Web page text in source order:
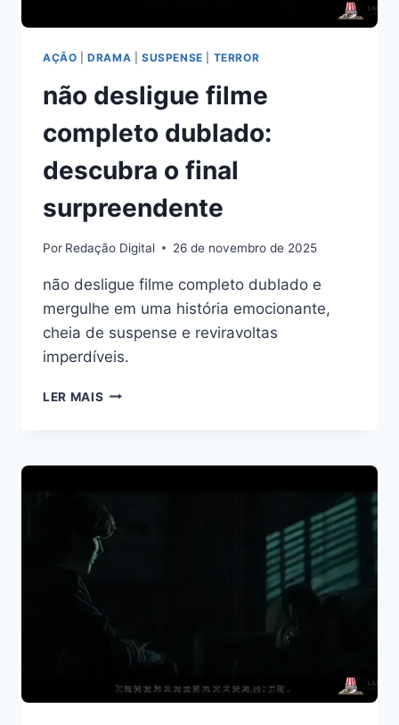
AÇÃO |DRAMA SUSPENSE TERROR
não desligue filme
completo dublado:
descubra o final
surpreendente
Por Redação Digital 26 de novembro de 2025
não desligue filme completo dublado e
mergulhe em uma história emocionante,
cheia de suspense e reviravoltas
imperdíveis.
LER MAIS NÃO
DUBLADO:
O
FINAL
SURPREENDENTE